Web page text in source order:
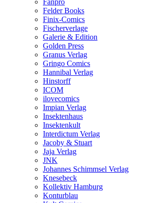
Fanpro
Felder Books
Finix-Comics
Fischerverlage
Galerie & Edition
Golden Press
Granus Verlag
Gringo Comics
Hannibal Verlag
Hinstorff
ICOM
ilovecomics
Impian Verlag
Insektenhaus
Insektenkult
Interdictum Verlag
Jacoby & Stuart
Jaja Verlag
JNK
Johannes Schimmsel Verlag
Knesebeck
Kollektiv Hamburg
Konturblau